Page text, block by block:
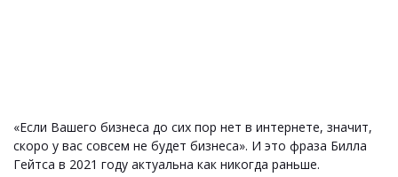
«Если Вашего бизнеса до сих пор нет в интернете, значит,
скоро у вас совсем не будет бизнеса». И это фраза Билла
Гейтса в 2021 году актуальна как никогда раньше.